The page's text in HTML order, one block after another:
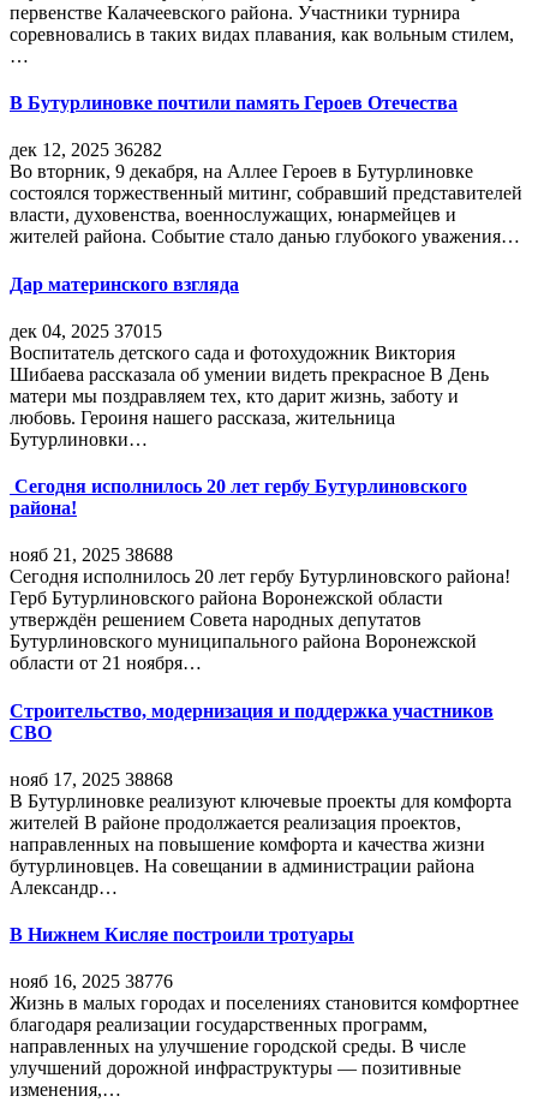
первенстве Калачеевского района. Участники турнира
соревновались в таких видах плавания, как вольным стилем,
…
В Бутурлиновке почтили память Героев Отечества
дек 12, 2025 36282
Во вторник, 9 декабря, на Аллее Героев в Бутурлиновке
состоялся торжественный митинг, собравший представителей
власти, духовенства, военнослужащих, юнармейцев и
жителей района. Событие стало данью глубокого уважения…
Дар материнского взгляда
дек 04, 2025 37015
Воспитатель детского сада и фотохудожник Виктория
Шибаева рассказала об умении видеть прекрасное В День
матери мы поздравляем тех, кто дарит жизнь, заботу и
любовь. Героиня нашего рассказа, жительница
Бутурлиновки…
Сегодня исполнилось 20 лет гербу Бутурлиновского
района!
нояб 21, 2025 38688
Сегодня исполнилось 20 лет гербу Бутурлиновского района!
Герб Бутурлиновского района Воронежской области
утверждён решением Совета народных депутатов
Бутурлиновского муниципального района Воронежской
области от 21 ноября…
Строительство, модернизация и поддержка участников
СВО
нояб 17, 2025 38868
В Бутурлиновке реализуют ключевые проекты для комфорта
жителей В районе продолжается реализация проектов,
направленных на повышение комфорта и качества жизни
бутурлиновцев. На совещании в администрации района
Александр…
В Нижнем Кисляе построили тротуары
нояб 16, 2025 38776
Жизнь в малых городах и поселениях становится комфортнее
благодаря реализации государственных программ,
направленных на улучшение городской среды. В числе
улучшений дорожной инфраструктуры — позитивные
изменения,…